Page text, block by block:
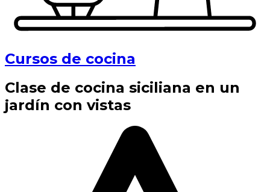
Cursos de cocina
Clase de cocina siciliana en un
jardín con vistas